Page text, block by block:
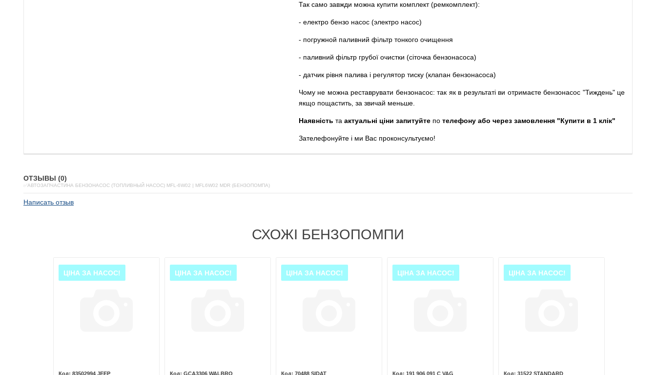
Так само завжди можна купити комплект (ремкомплект):
- електро бензо насос (электро насос)
- погружной паливний фільтр тонкого очищення
- паливний фільтр грубої очистки (сіточка бензонасоса)
- датчик рівня палива і регулятор тиску (клапан бензонасоса)
Чому не можна реставрувати бензонасос: так як в результаті ви отримаєте бензонасос "Тиждень" це
якщо пощастить, за звичай меньше.
Наявність та актуальні ціни запитуйте по телефону або через замовлення "Купити в 1 клік"
Зателефонуйте і ми Вас проконсультуємо!
ОТЗЫВЫ (0)
✅АВТОЗАПЧАСТИНА БЕНЗОНАСОС (ТОПЛИВНЫЙ НАСОС) MFL-6W02 | MFL6W02 MDR (БЕНЗОПОМПА)
Написать отзыв
СХОЖІ БЕНЗОПОМПИ
ЦІНА ЗА НАСОС!
83502994 JEEP
ЦІНА ЗА НАСОС!
GCA3306 WALBRO
ЦІНА ЗА НАСОС!
70488 SIDAT
ЦІНА ЗА НАСОС!
191 906 091 C VAG
ЦІНА ЗА НАСОС!
31522 STANDARD